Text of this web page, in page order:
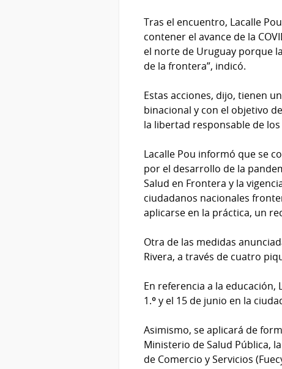
Tras el encuentro, Lacalle
contener el avance de la
el norte de Uruguay porque
de la frontera”, indicó.
Estas acciones, dijo, tienen
binacional y con el objetivo
la libertad responsable de
Lacalle Pou informó que se
por el desarrollo de la
Salud en Frontera y la
ciudadanos nacionales
aplicarse en la práctica, un
Otra de las medidas
Rivera, a través de cuatro
En referencia a la
1.º y el 15 de junio en la
Asimismo, se aplicará de
Ministerio de Salud Pública,
de Comercio y Servicios